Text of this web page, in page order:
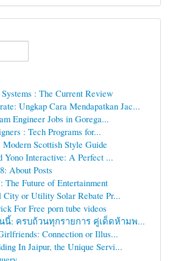
: The Current Review
Ungkap Cara Mendapatkan Jac...
Engineer Jobs in Gorega...
: Tech Programs for...
Scottish Style Guide
Yono Interactive: A Perfect ...
About Posts
Future of Entertainment
or Utility Solar Rebate Pr...
For Free porn tube videos
นี้: ครบถ้วนทุกรายการ คู่เด็ดห้ามพ...
Connection or Illus...
In Jaipur, the Unique Servi...